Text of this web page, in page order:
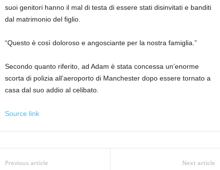
suoi genitori hanno il mal di testa di essere stati disinvitati e banditi
dal matrimonio del figlio.
“Questo è così doloroso e angosciante per la nostra famiglia.”
Secondo quanto riferito, ad Adam è stata concessa un’enorme
scorta di polizia all’aeroporto di Manchester dopo essere tornato a
casa dal suo addio al celibato.
Source link
Previous article Next article